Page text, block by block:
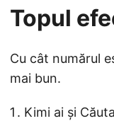
Topul
Cu cât numărul
mai bun.
Kimi ai și